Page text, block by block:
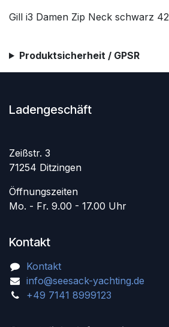
Gill i3 Damen Zip Neck schwarz 42
Produktsicherheit / GPSR
Ladengeschäft
Zeißstr. 3
71254 Ditzingen
Öffnungszeiten
Mo. - Fr. 9.00 - 17.00 Uhr
Kontakt
Kontakt
info@seesack-yachting.de
+49 7141 8999123